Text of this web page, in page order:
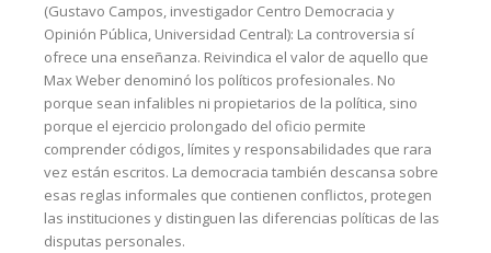
(Gustavo Campos, investigador Centro Democracia y
Opinión Pública, Universidad Central): La controversia sí
ofrece una enseñanza. Reivindica el valor de aquello que
Max Weber denominó los políticos profesionales. No
porque sean infalibles ni propietarios de la política, sino
porque el ejercicio prolongado del oficio permite
comprender códigos, límites y responsabilidades que rara
vez están escritos. La democracia también descansa sobre
esas reglas informales que contienen conflictos, protegen
las instituciones y distinguen las diferencias políticas de las
disputas personales.